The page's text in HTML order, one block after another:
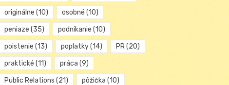
originálne (10) osobné (10)
peniaze (35) podnikanie (10)
poistenie (13) poplatky(14) PR(20)
praktické (11) práca (9)
Public Relations (21) pôžička (10)